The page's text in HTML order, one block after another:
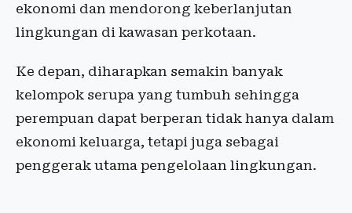
ekonomi dan mendorong keberlanjutan
lingkungan di kawasan perkotaan.
Ke depan, diharapkan semakin banyak
kelompok serupa yang tumbuh sehingga
perempuan dapat berperan tidak hanya dalam
ekonomi keluarga, tetapi juga sebagai
penggerak utama pengelolaan lingkungan.